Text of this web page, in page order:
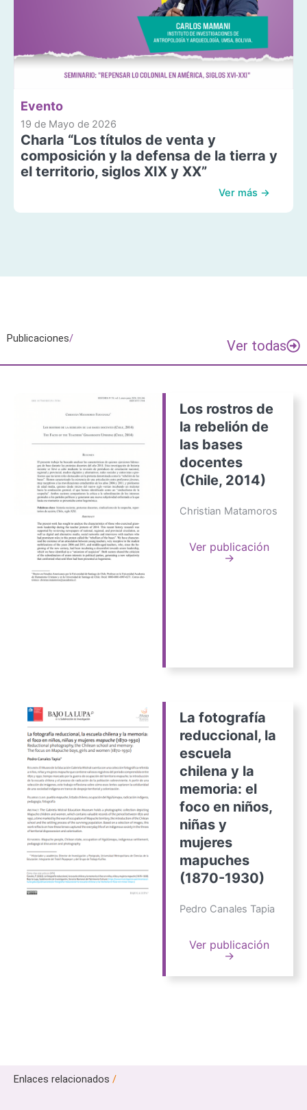
Evento
19 de Mayo de 2026
Charla “Los títulos de venta y
composición y la defensa de la tierra y
el territorio, siglos XIX y XX”
Ver más →
Publicaciones/ Ver todas
Los rostros de
la rebelión de
las bases
docentes
(Chile, 2014)
Christian Matamoros
Ver publicación
→
La fotografía
reduccional, la
escuela
chilena y la
memoria: el
foco en niños,
niñas y
mujeres
mapuches
(1870-1930)
Pedro Canales Tapia
Ver publicación
→
Enlaces relacionados /